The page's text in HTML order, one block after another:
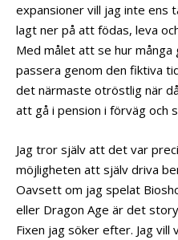
expansioner vill jag inte ens
lagt ner på att födas, leva
Med målet att se hur
passera genom den fiktiva
det närmaste otröstlig när
att gå i pension i förväg och
Jag tror själv att det var
möjligheten att själv driva
Oavsett om jag spelat
eller Dragon Age är det
Fixen jag söker efter. Jag